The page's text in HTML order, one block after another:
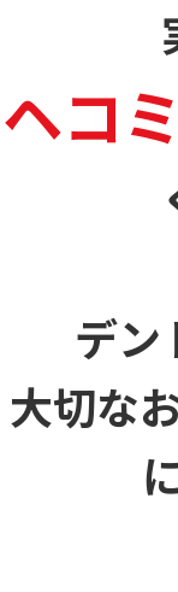
ヘコ
デン
大切な